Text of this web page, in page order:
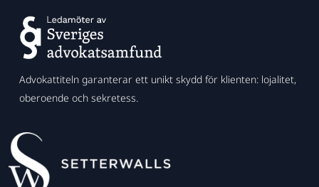
Advokattiteln garanterar ett unikt skydd för klienten: lojalitet,
oberoende och sekretess.